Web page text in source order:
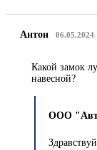
Антон 06.05.2024
Какой замок
навесной?
ООО